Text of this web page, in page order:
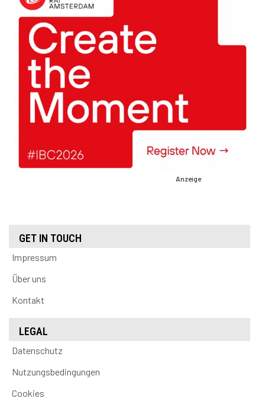
Anzeige
GET IN TOUCH
Impressum
Über uns
Kontakt
LEGAL
Datenschutz
Nutzungsbedingungen
Cookies